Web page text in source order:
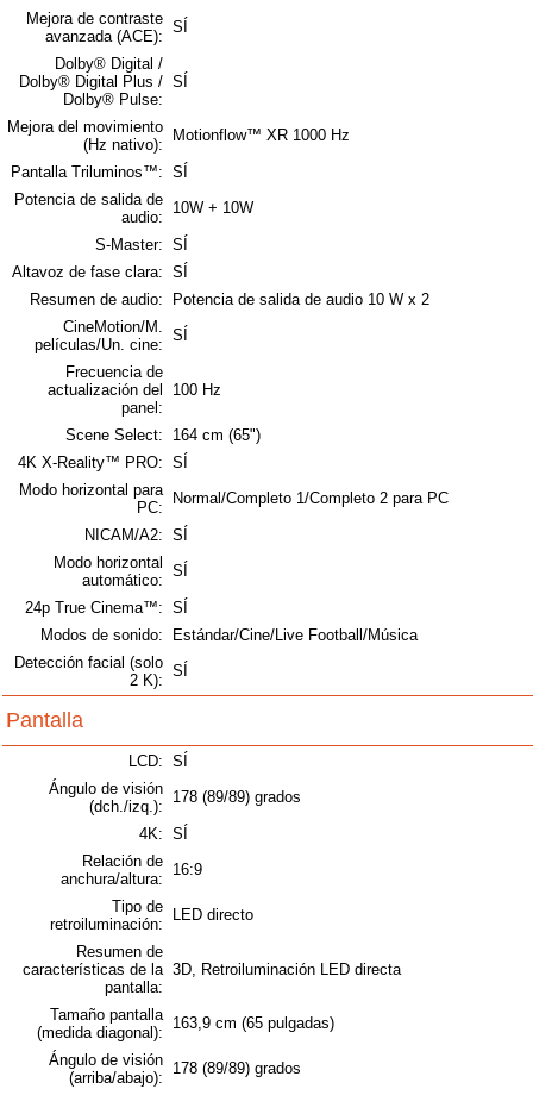
Mejora de contraste
avanzada (ACE):
SÍ
Dolby® Digital /
Dolby® Digital Plus /
Dolby® Pulse:
SÍ
Mejora del movimiento
(Hz nativo):
Motionflow™ XR 1000 Hz
Pantalla Triluminos™: SÍ
Potencia de salida de
audio:
10W + 10W
S-Master: SÍ
Altavoz de fase clara: SÍ
Resumen de audio:
Potencia de salida de audio 10 W x 2
CineMotion/M.
películas/Un. cine:
SÍ
Frecuencia de
actualización del
panel:
100 Hz
Scene Select:
164 cm (65")
4K X-Reality™ PRO: SÍ
Modo horizontal para
PC:
Normal/Completo 1/Completo 2 para PC
NICAM/A2: SÍ
Modo horizontal
automático:
SÍ
24p True Cinema™: SÍ
Modos de sonido:
Estándar/Cine/Live Football/Música
Detección facial (solo
2 K):
SÍ
Pantalla
LCD: SÍ
Ángulo de visión
(dch./izq.):
178 (89/89) grados
4K: SÍ
Relación de
anchura/altura:
16:9
Tipo de
retroiluminación:
LED directo
Resumen de
características de la
pantalla:
3D, Retroiluminación LED directa
Tamaño pantalla
(medida diagonal):
163,9 cm (65 pulgadas)
Ángulo de visión
(arriba/abajo):
178 (89/89) grados